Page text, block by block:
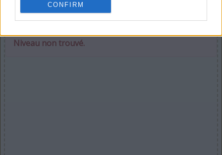
CONFIRM
Sélectionnez votre puzzle :
Niveau non trouvé.